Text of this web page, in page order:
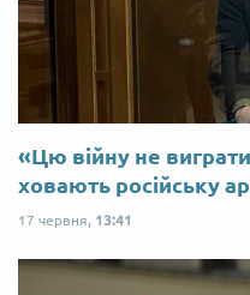
«Цю війну не
ховають російську
17 червня, 13:41